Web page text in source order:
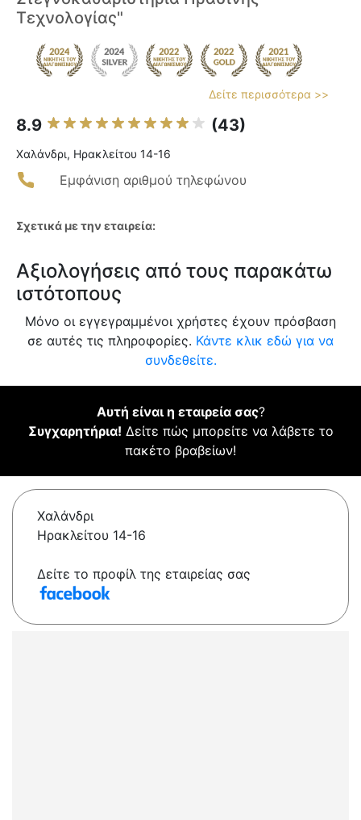
Τεχνολογίας"
Δείτε περισσότερα >>
8.9 (43)
Χαλάνδρι, Ηρακλείτου 14-16
Εμφάνιση αριθμού τηλεφώνου
Σχετικά με την εταιρεία:
Αξιολογήσεις από τους παρακάτω
ιστότοπους
Μόνο οι εγγεγραμμένοι χρήστες έχουν πρόσβαση
σε αυτές τις πληροφορίες. Κάντε κλικ εδώ για να
συνδεθείτε.
Αυτή είναι η εταιρεία σας?
Συγχαρητήρια! Δείτε πώς μπορείτε να λάβετε το
πακέτο βραβείων!
Χαλάνδρι
Ηρακλείτου 14-16
Δείτε το προφίλ της εταιρείας σας